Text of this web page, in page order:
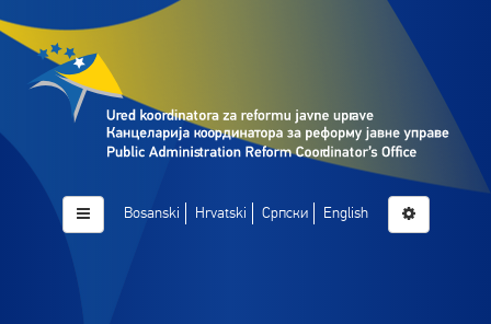
Bosanski Hrvatski Српски English